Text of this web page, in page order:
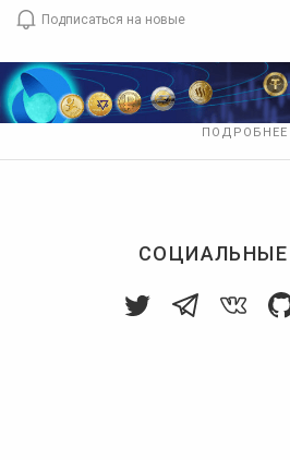
Подписаться на новые
ПОДРОБНЕЕ
СОЦИАЛЬНЫЕ